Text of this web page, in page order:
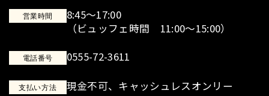
営業時間
8:45～17:00
（ビュッフェ時間 11:00～15:00）
電話番号 0555-72-3611
支払い方法 現金不可、キャッシュレスオンリー